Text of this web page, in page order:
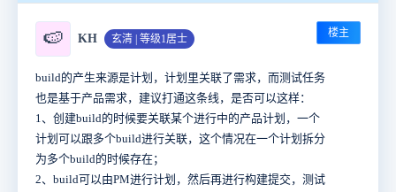
🍉 KH 玄清 | 等级1居士 楼主
build的产生来源是计划，计划里关联了需求，而测试任务
也是基于产品需求，建议打通这条线，是否可以这样：
1、创建build的时候要关联某个进行中的产品计划，一个
计划可以跟多个build进行关联，这个情况在一个计划拆分
为多个build的时候存在；
2、build可以由PM进行计划，然后再进行构建提交，测试